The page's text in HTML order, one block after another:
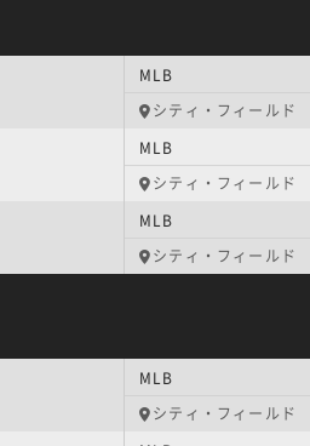
MLB
シティ・フィールド
MLB
シティ・フィールド
MLB
シティ・フィールド
MLB
シティ・フィールド